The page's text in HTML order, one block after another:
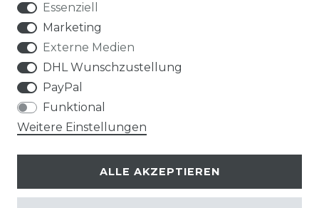
VERTRAG WIDERRUFEN
Klimaprofis GmbH & Co. KG
Design & supervision by MILLER
© Copyright 2026 | Alle Rechte vorbehalten.
Essenziell
Marketing
Externe Medien
DHL Wunschzustellung
PayPal
Funktional
Weitere Einstellungen
ALLE AKZEPTIEREN